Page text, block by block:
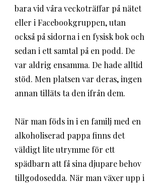
bara vid våra veckoträffar på nätet
eller i Facebookgruppen, utan
också på sidorna i en fysisk bok och
sedan i ett samtal på en podd. De
var aldrig ensamma. De hade alltid
stöd. Men platsen var deras, ingen
annan tilläts ta den ifrån dem.
När man föds in i en familj med en
alkoholiserad pappa finns det
väldigt lite utrymme för ett
spädbarn att få sina djupare behov
tillgodosedda. När man växer upp i